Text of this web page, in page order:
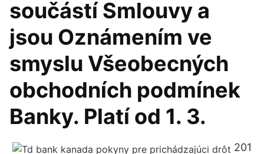
součástí Smlouvy a
jsou Oznámením ve
smyslu Všeobecných
obchodních podmínek
Banky. Platí od 1. 3.
201